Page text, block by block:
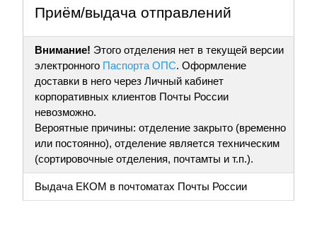
Приём/выдача отправлений
Внимание! Этого отделения нет в текущей версии
электронного Паспорта ОПС. Оформление
доставки в него через Личный кабинет
корпоративных клиентов Почты России
невозможно.
Вероятные причины: отделение закрыто (временно
или постоянно), отделение является техническим
(сортировочные отделения, почтамты и т.п.).
Выдача ЕКОМ в почтоматах Почты России